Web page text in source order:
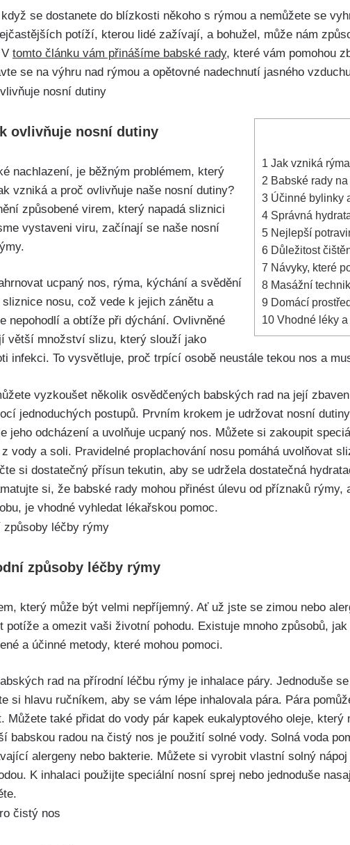
se dostanete do blízkosti někoho s rýmou a nemůžete se
potíží, kterou‌ lidé zažívají, a ⁤bohužel, může nám
tomto článku vám‌ přinášíme ​babské rady, které vám pomohou
se na výhru nad rýmou a opětovné nadechnutí​ jasného
1 Jak vzniká
2 Babské rady
3 Účinné bylinky‌
4 Správná
5 Nejlepší
6 Důležitost
7 Návyky, které
8 Masážní
9 Domácí
10 Vhodné léky
ovlivňuje nosní dutiny
nachlazení, je běžným problémem,⁤ který
vzniká a proč ovlivňuje naše nosní dutiny?
způsobené virem, který​ napadá sliznici
vystaveni viru, začínají‍ se naše‌ nosní
ucpaný nos, rýma, kýchání ‍a svědění
nosu, což vede k ⁢jejich zánětu⁣ a‌
nepohodlí a obtíže při dýchání. Ovlivněné
větší množství slizu,‌ který slouží jako
⁤infekci. To vysvětluje, proč trpící osobě neustále tekou nos a
vyzkoušet několik osvědčených babských rad na ⁣její
jednoduchých postupů. Prvním krokem je udržovat ‌nosní
jeho odcházení a​ uvolňuje‌ ucpaný nos. Můžete si zakoupit
vody ‌a soli. Pravidelné‍ proplachování nosu ⁢pomáhá ‍uvolňovat
si dostatečný přísun tekutin, aby se udržela dostatečná
si, že babské rady mohou přinést úlevu ​od ‍příznaků rýmy,
je⁢ vhodné vyhledat lékařskou pomoc.
způsoby léčby rýmy
který​ může být velmi nepříjemný. Ať‌ už jste se zimou nebo
potíže a omezit vaši životní pohodu. Existuje mnoho způsobů,
a účinné metody, které mohou pomoci.
rad na přírodní léčbu rýmy je ‌inhalace⁣ páry. Jednoduše
si⁤ hlavu ručníkem, aby se vám ⁣lépe inhalovala pára.​ Pára
Můžete také přidat do vody pár kapek eukalyptového ⁣oleje, který⁤
babskou radou na čistý nos je použití ⁤solné vody. Solná voda
alergeny nebo bakterie. Můžete ​si vyrobit vlastní solný nápoj
​K inhalaci použijte speciální nosní sprej nebo​ jednoduše